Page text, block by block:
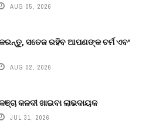
AUG 05, 2026
ସତେଜ ରହିବ ଆପଣଙ୍କ ଚର୍ମ ଏବଂ
AUG 02, 2026
କଳଦୀ ଖାଇବା ଲାଭଦାୟକ
JUL 31, 2026